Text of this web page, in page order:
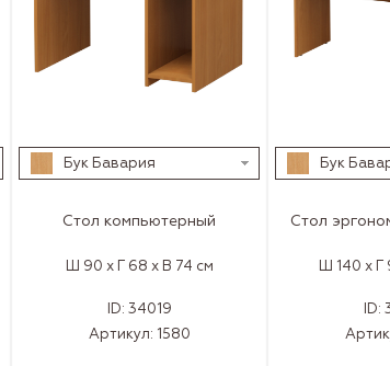
Бук Бавария
Стол компьютерный
Ш 90 x Г 68 x В 74 см
ID: 34019
Артикул: 1580
Бук
Стол
Ш 140 x Г
ID: